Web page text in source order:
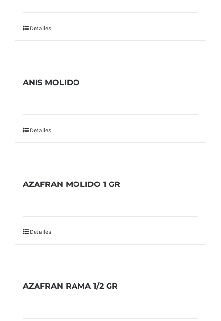
Detalles
ANIS MOLIDO
Detalles
AZAFRAN MOLIDO 1 GR
Detalles
AZAFRAN RAMA 1/2 GR